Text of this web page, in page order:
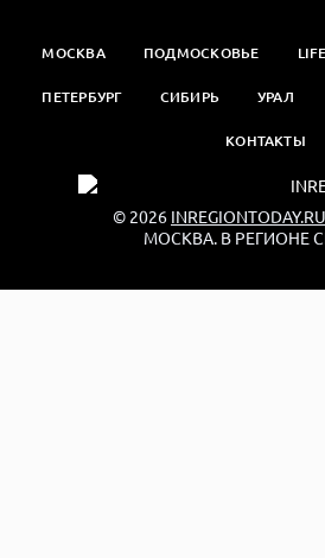
МОСКВА ПОДМОСКОВЬЕ
ПЕТЕРБУРГ СИБИРЬ УРАЛ
КОНТАКТЫ
© 2026 INREGIONTODAY.RU
МОСКВА. В РЕГИОНЕ